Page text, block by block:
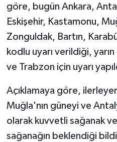
göre, bugün Ankara,
Eskişehir, Kastamonu,
Zonguldak, Bartın,
kodlu uyarı verildiği,
ve Trabzon için uyarı
Açıklamaya göre,
Muğla'nın güneyi ve
olarak kuvvetli sağanak
sağanağın beklendiği